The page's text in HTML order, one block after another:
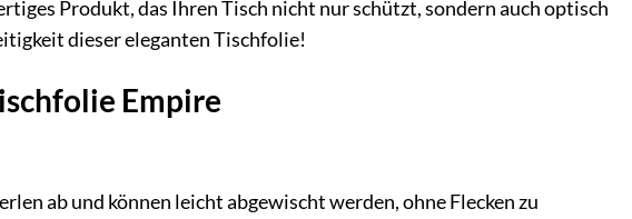
Produkt, das Ihren Tisch nicht nur schützt, sondern auch optisch
dieser eleganten Tischfolie!
Empire
ab und können leicht abgewischt werden, ohne Flecken zu